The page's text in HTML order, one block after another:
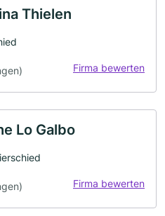
Thielen
Firma bewerten
Lo Galbo
Firma bewerten